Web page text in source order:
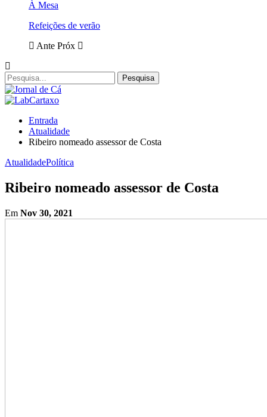
À Mesa
Refeições de verão
Ante Próx
Entrada
Atualidade
Ribeiro nomeado assessor de Costa
AtualidadePolítica
Ribeiro nomeado assessor de Costa
Em Nov 30, 2021